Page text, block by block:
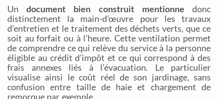
Undocument bien construit mentionne donc
distinctement la main-d’œuvre pour les travaux
d’entretien et le traitement des déchets verts, que ce
soit au forfait ou à l’heure. Cette ventilation permet
de comprendre ce qui relève du service à la personne
éligible au crédit d’impôt et ce qui correspond à des
frais annexes liés à l’évacuation. Le particulier
visualise ainsi le coût réel de son jardinage, sans
confusion entre taille de haie et chargement de
remorque par exemple.